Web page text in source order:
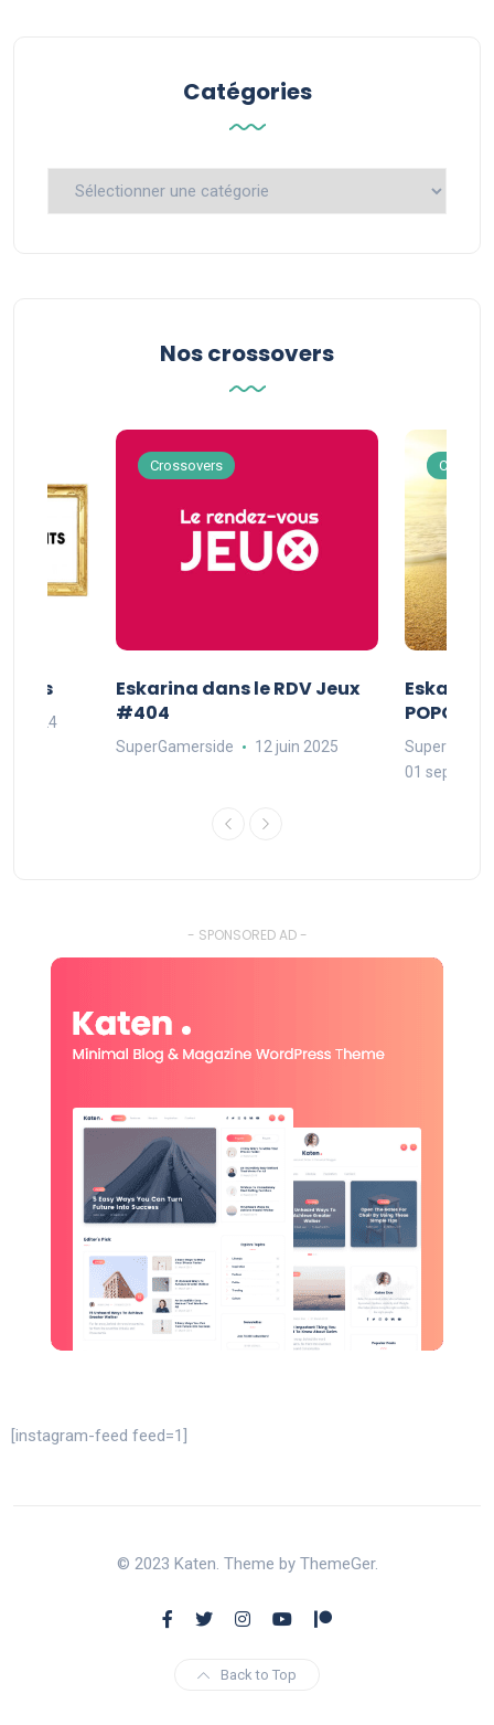
Catégories
Catégories
Nos crossovers
2024
Crossovers
Eskarina dans le RDV Jeux
#404
SuperGamerside 12 juin 2025
Eskarina
01
- SPONSORED AD -
[instagram-feed feed=1]
© 2023 Katen. Theme by ThemeGer.
Back to Top